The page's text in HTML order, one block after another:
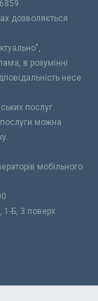
дозволяється
в розумінні
несе
послуг.
можна
мобільного
1-Б, 3 поверх